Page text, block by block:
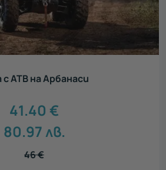
АТВ на Арбанаси
41.40 €
80.97лв.
46€